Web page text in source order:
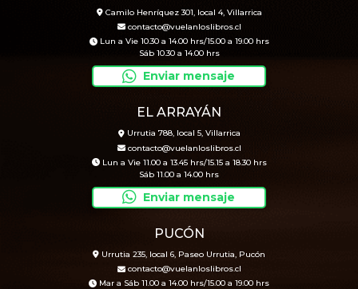
Camilo Henríquez 301, local 4, Villarrica
contacto@vuelanloslibros.cl
Lun a Vie 10.30 a 14.00 hrs/15.00 a 19.00 hrs
Sáb 10.30 a 14.00 hrs
Enviar mensaje
EL ARRAYÁN
Urrutia 788, local 5, Villarrica
contacto@vuelanloslibros.cl
Lun a Vie 11.00 a 13.45 hrs/15.15 a 18.30 hrs
Sáb 11.00 a 14.00 hrs
Enviar mensaje
PUCÓN
Urrutia 235, local 6, Paseo Urrutia, Pucón
contacto@vuelanloslibros.cl
Mar a Sáb 11.00 a 14.00 hrs/15.00 a 19.00 hrs